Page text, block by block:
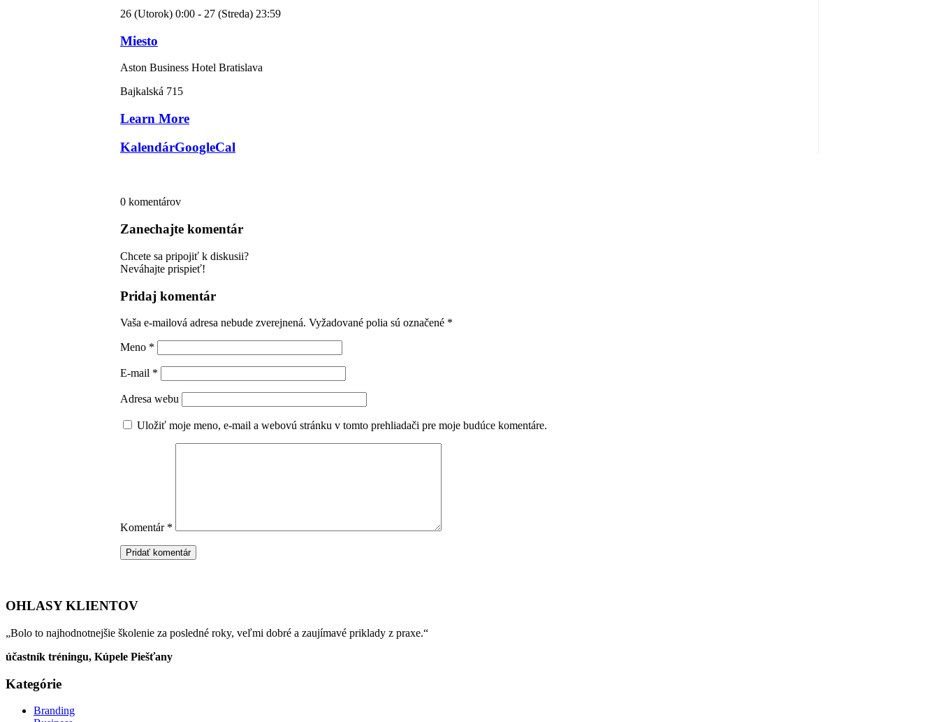
26 (Utorok) 0:00 - 27 (Streda) 23:59
Miesto
Aston Business Hotel Bratislava
Bajkalská 715
Learn More
KalendárGoogleCal
0 komentárov
Zanechajte komentár
Chcete sa pripojiť k diskusii?
Neváhajte prispieť!
Pridaj komentár
Vaša e-mailová adresa nebude zverejnená. Vyžadované polia sú označené *
Meno *
E-mail *
Adresa webu
Uložiť moje meno, e-mail a webovú stránku v tomto prehliadači pre moje budúce komentáre.
Komentár *
OHLASY KLIENTOV
„Bolo to najhodnotnejšie školenie za posledné roky, veľmi dobré a zaujímavé priklady z praxe.“
účastník tréningu, Kúpele Piešťany
Kategórie
Branding